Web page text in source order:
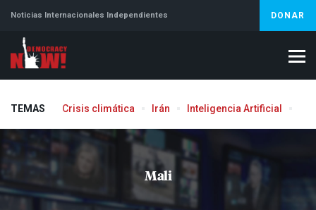
Noticias Internacionales Independientes DONAR
TEMAS Crisis climática Irán Inteligencia Artificial
Mali